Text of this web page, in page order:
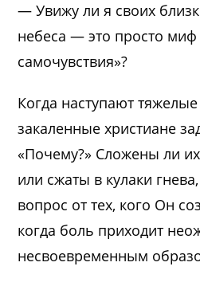
— Увижу ли я своих
небеса — это просто
самочувствия»?
Когда наступают
закаленные христиане
«Почему?» Сложены ли
или сжаты в кулаки
вопрос от тех, кого Он
когда боль приходит
несвоевременным